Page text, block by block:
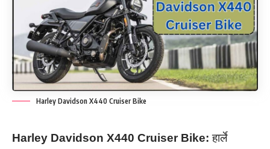
Harley Davidson X440 Cruiser Bike
Harley Davidson X440 Cruiser Bike:हार्ले